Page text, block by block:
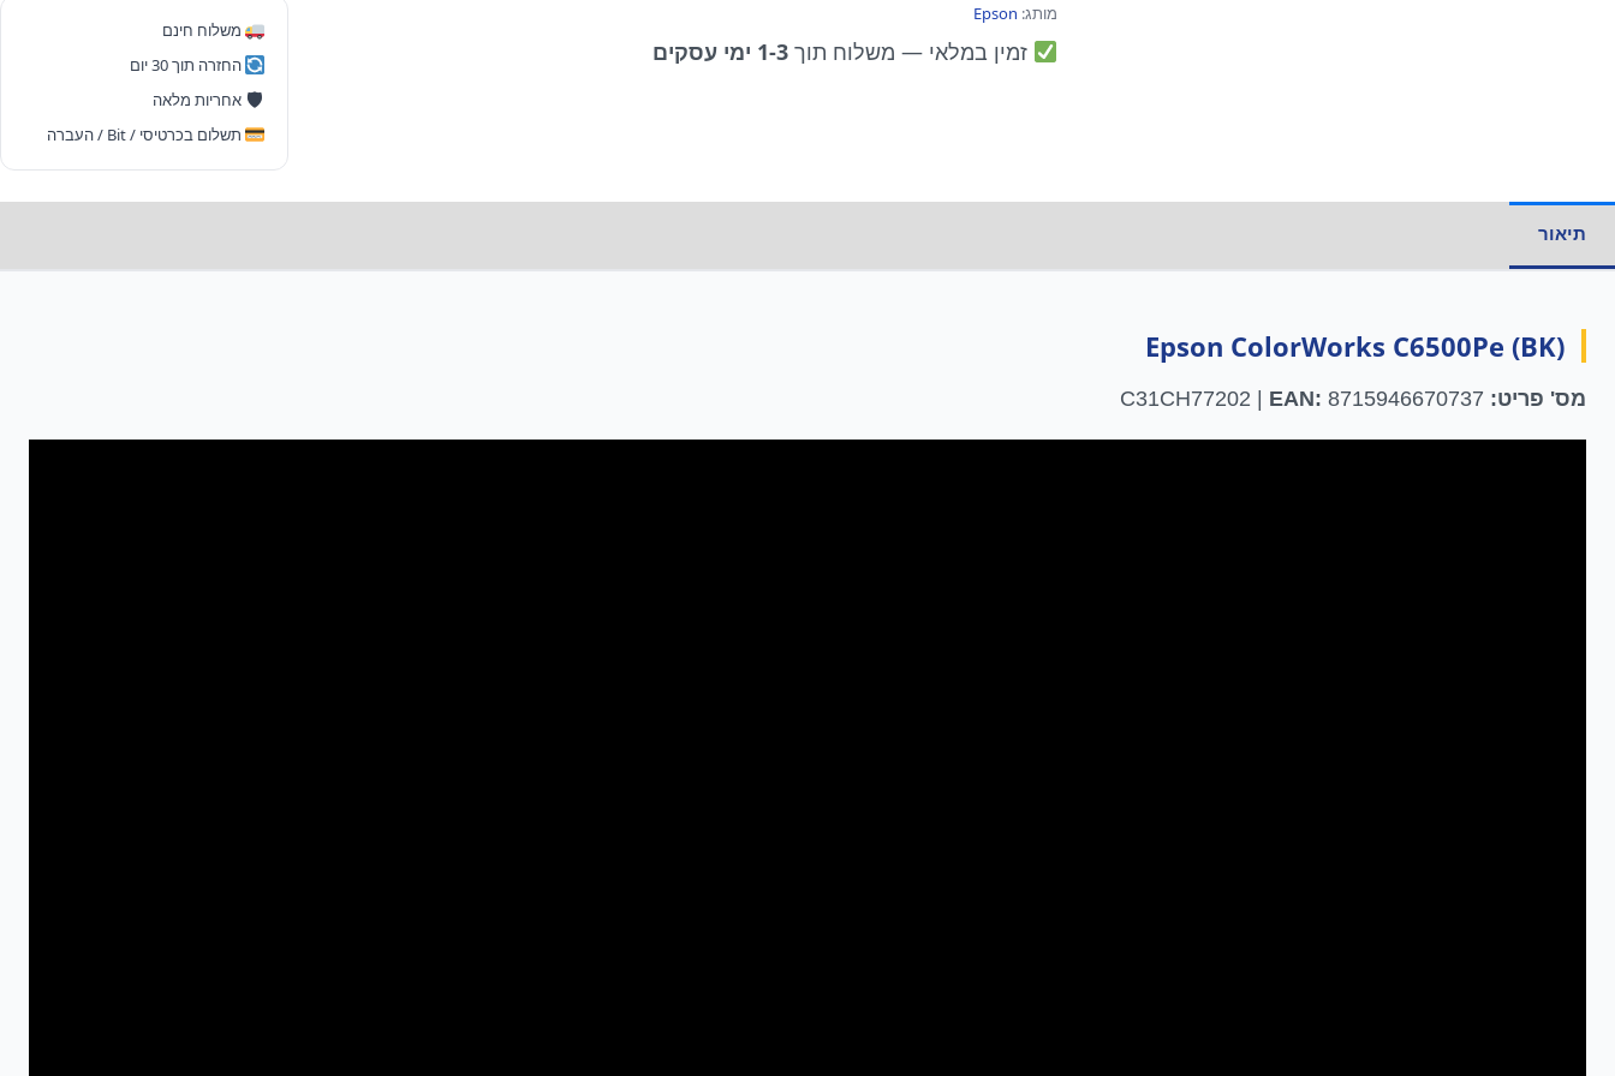
משלוח חינם
החזרה תוך 30 יום
🛡 אחריות מלאה
תשלום בכרטיסי / Bit / העברה
מותג: Epson
זמין במלאי — משלוח תוך1-3 ימי עסקים
תיאור
Epson ColorWorks C6500Pe (BK)
מס' פריט: EAN: 8715946670737